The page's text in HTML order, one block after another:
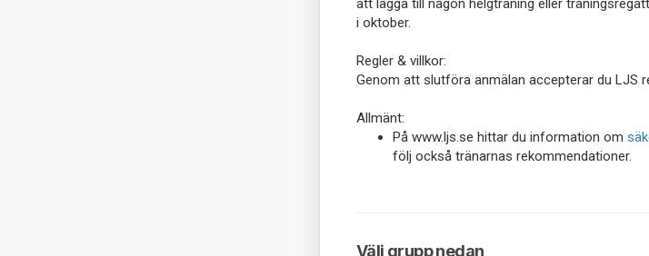
att lägga till någon helgträning eller
i oktober.
Regler & villkor:
Genom att slutföra anmälan accepterar du LJS
Allmänt:
På www.ljs.se hittar du information om
följ också tränarnas rekommendationer.
Välj grupp nedan